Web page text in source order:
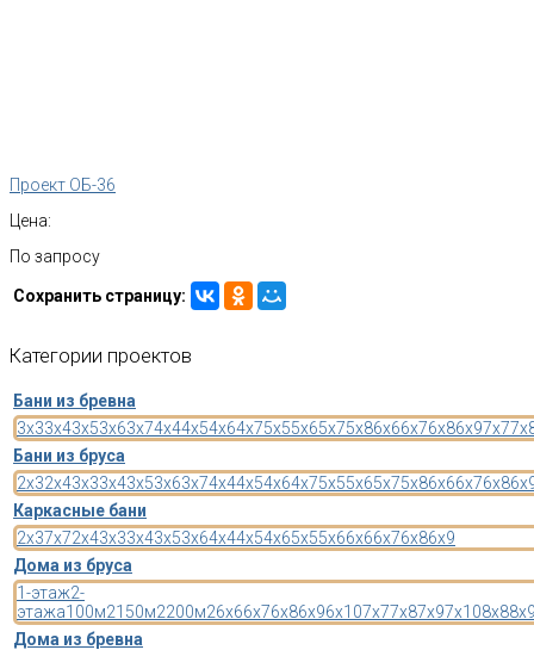
Проект ОБ-36
Цена:
По запросу
Сохранить страницу:
Категории проектов
Бани из бревна
3x33x43x53x63x74x44x54x64x75x55x65x75x86x66x76x86x97x7
Бани из бруса
2x32x43x33x43x53x63x74x44x54x64x75x55x65x75x86x66x76x8
Каркасные бани
2x37x72x43x33x43x53x64x44x54x65x55x66x66x76x86x9
Дома из бруса
1-этаж2-
этажа100м2150м2200м26x66x76x86x96x107x77x87x97x108x8
Дома из бревна